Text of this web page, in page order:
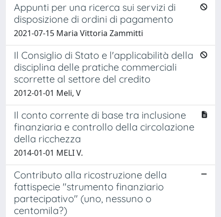
Appunti per una ricerca sui servizi di
disposizione di ordini di pagamento
2021-07-15 Maria Vittoria Zammitti
Il Consiglio di Stato e l'applicabilità della
disciplina delle pratiche commerciali
scorrette al settore del credito
2012-01-01 Meli, V
Il conto corrente di base tra inclusione
finanziaria e controllo della circolazione
della ricchezza
2014-01-01 MELI V.
Contributo alla ricostruzione della
fattispecie "strumento finanziario
partecipativo" (uno, nessuno o
centomila?)